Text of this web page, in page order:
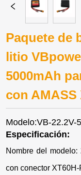
Paquete de
litio
5000mAh
con AMASS
Modelo:VB-22.2V-
Especificación:
Nombre del
con conector XT60H-